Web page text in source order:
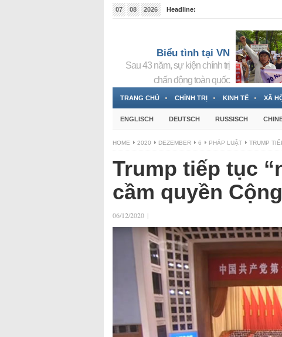
07 08 2026
Headline:
Biểu tình tại VN
Sau 43 năm, sự kiện chính trị
chấn động toàn quốc
TRANG CHỦ CHÍNH TRỊ KINH TẾ XÃ
ENGLISCH DEUTSCH RUSSISCH
HOME 2020 DEZEMBER 6 PHÁP LUẬT TRUMP
Trump tiếp tục
cầm quyền
06/12/2020 |